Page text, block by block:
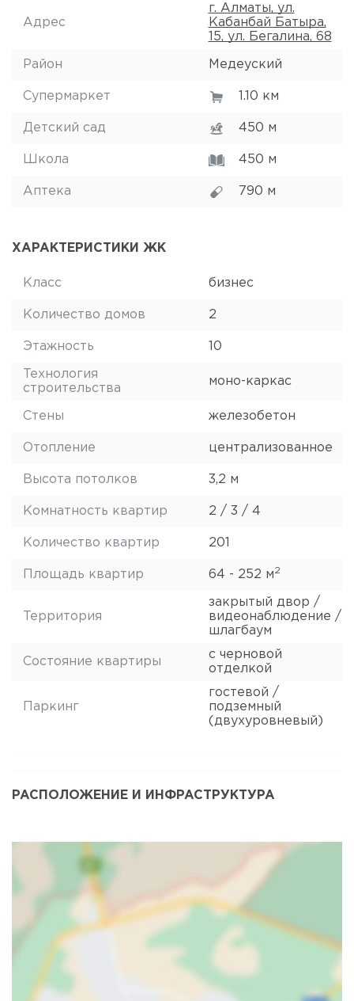
Адрес
г. Алматы, ул.
Кабанбай Батыра,
15, ул. Бегалина, 68
Район Медеуский
Супермаркет 1.10 км
Детский сад 450 м
Школа 450 м
Аптека 790 м
ХАРАКТЕРИСТИКИ ЖК
Класс бизнес
Количество домов 2
Этажность 10
Технология
строительства
моно-каркас
Стены железобетон
Отопление централизованное
Высота потолков 3,2 м
Комнатность квартир 2 / 3 / 4
Количество квартир 201
Площадь квартир 64 - 252 м2
Территория
закрытый двор /
видеонаблюдение /
шлагбаум
Состояние квартиры
с черновой
отделкой
Паркинг
гостевой /
подземный
(двухуровневый)
РАСПОЛОЖЕНИЕ И ИНФРАСТРУКТУРА